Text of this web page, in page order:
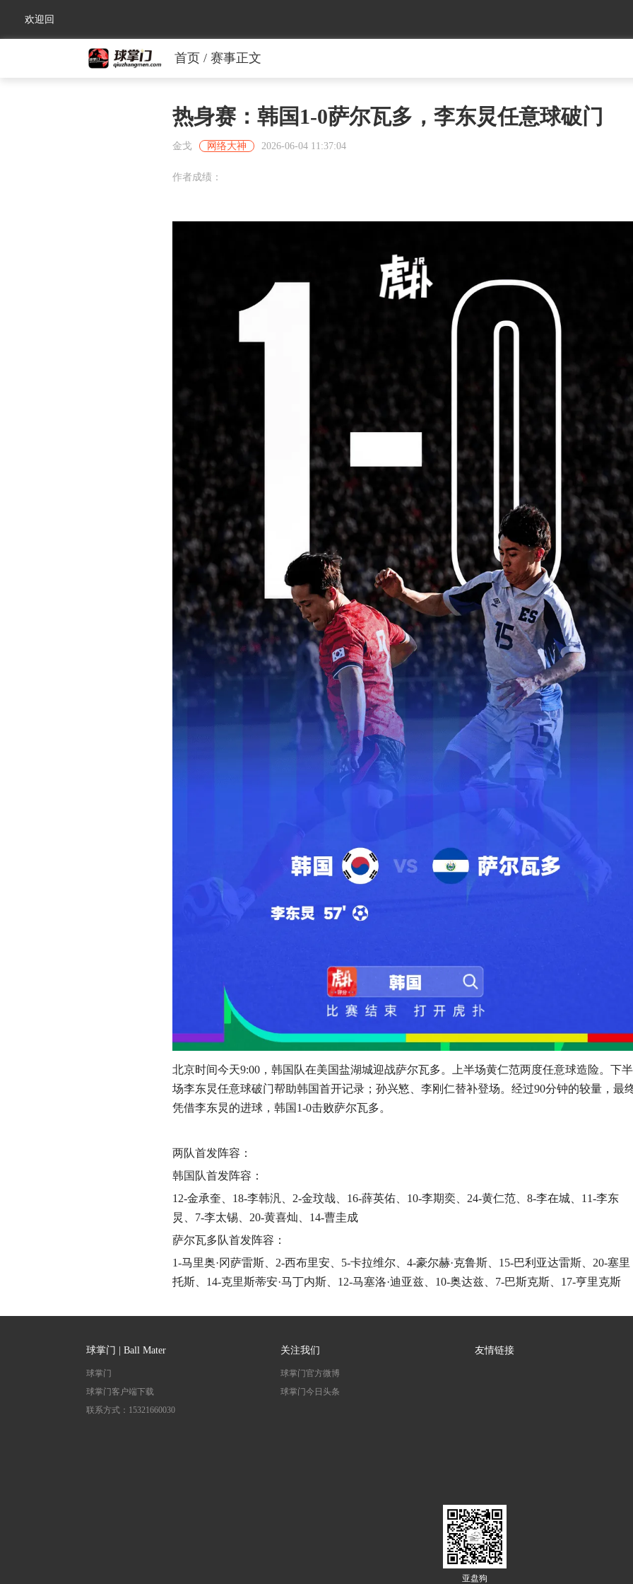
欢迎回
首页 / 赛事正文
热身赛：韩国1-0萨尔瓦多，李东炅任意球破门
金戈 网络大神 2026-06-04 11:37:04
作者成绩：
北京时间今天9:00，韩国队在美国盐湖城迎战萨尔瓦多。上半场黄仁范两度任意球造险。下半
场李东炅任意球破门帮助韩国首开记录；孙兴慜、李刚仁替补登场。经过90分钟的较量，最
凭借李东炅的进球，韩国1-0击败萨尔瓦多。
两队首发阵容：
‌韩国队首发阵容‌：
12-金承奎、18-李韩汎、2-金玟哉、16-薛英佑、10-李期奕、24-黄仁范、8-李在城、11-李东
炅、7-李太锡、20-黄喜灿、14-曹圭成
‌萨尔瓦多队首发阵容‌：
1-马里奥·冈萨雷斯、2-西布里安、5-卡拉维尔、4-豪尔赫·克鲁斯、15-巴利亚达雷斯、20-塞里
托斯、14-克里斯蒂安·马丁内斯、12-马塞洛·迪亚兹、10-奥达兹、7-巴斯克斯、17-亨里克斯
球掌门 | Ball Mater
球掌门
球掌门客户端下载
联系方式：15321660030
关注我们
球掌门官方微博
球掌门今日头条
友情链接
亚盘狗